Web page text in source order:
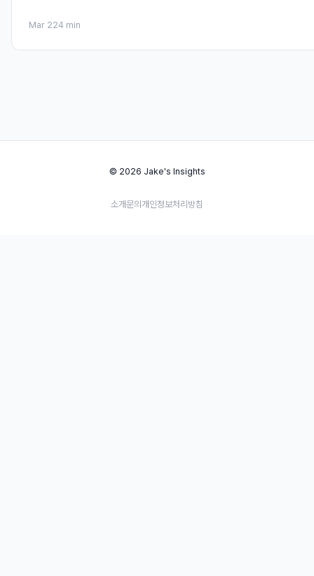
Mar 224 min
© 2026 Jake's Insights
소개문의 개인정보처리방침